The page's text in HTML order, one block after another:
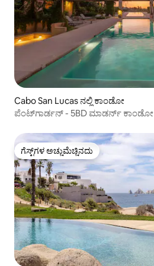
Cabo San Lucas ನಲ್ಲಿ ಕಾಂಡೋ
ಪೆಂಟ್‌ಗಾರ್ಡನ್ - 5BD ಮಾಡರ್ನ್ ಕಾಂಡೋ
ಗೆಸ್ಟ್‌ಗಳ ಅಚ್ಚುಮೆಚ್ಚಿನದು
ಗೆಸ್ಟ್‌ಗಳ ಅಚ್ಚುಮೆಚ್ಚಿನದು